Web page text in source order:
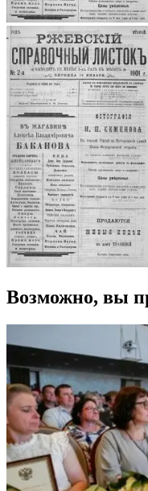
Возможно, вы